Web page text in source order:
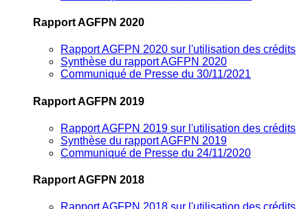
Rapport AGFPN 2020
Rapport AGFPN 2020 sur l'utilisation des crédits
Synthèse du rapport AGFPN 2020
Communiqué de Presse du 30/11/2021
Rapport AGFPN 2019
Rapport AGFPN 2019 sur l'utilisation des crédits
Synthèse du rapport AGFPN 2019
Communiqué de Presse du 24/11/2020
Rapport AGFPN 2018